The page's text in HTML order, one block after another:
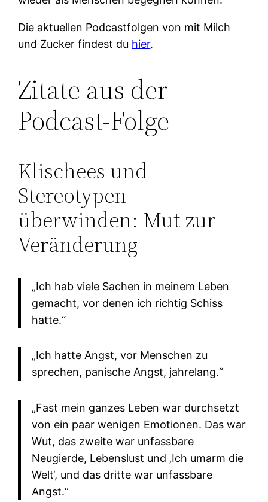
Die aktuellen Podcastfolgen von mit Milch
und Zucker findest du hier.
Zitate aus der
Podcast-Folge
Klischees und
Stereotypen
überwinden: Mut zur
Veränderung
„Ich hab viele Sachen in meinem Leben
gemacht, vor denen ich richtig Schiss
hatte.“
„Ich hatte Angst, vor Menschen zu
sprechen, panische Angst, jahrelang.“
„Fast mein ganzes Leben war durchsetzt
von ein paar wenigen Emotionen. Das war
Wut, das zweite war unfassbare
Neugierde, Lebenslust und ‚Ich umarm die
Welt‘, und das dritte war unfassbare
Angst.“